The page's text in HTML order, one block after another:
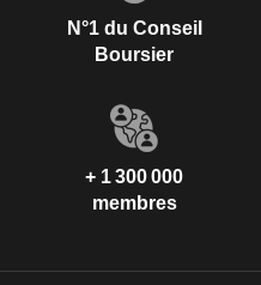
N°1 du Conseil
Boursier
+ 1 300 000
membres